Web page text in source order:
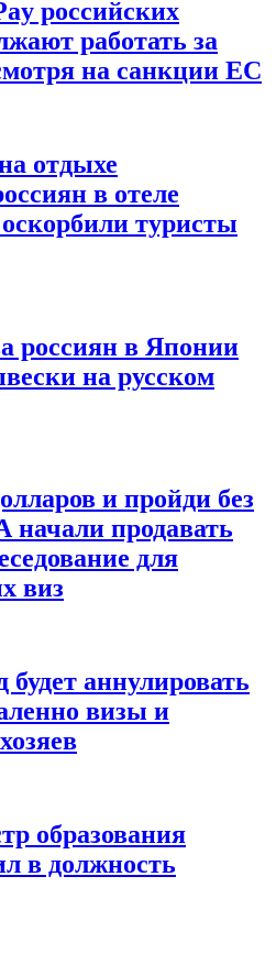
российских
работать за
на санкции ЕС
отдыхе
в отеле
туристы
россиян в Японии
на русском
и пройди без
продавать
для
виз
аннулировать
визы и
образования
в должность